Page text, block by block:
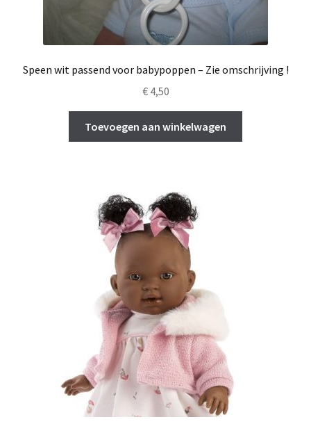
Speen wit passend voor babypoppen – Zie omschrijving !
€4,50
Toevoegen aan winkelwagen